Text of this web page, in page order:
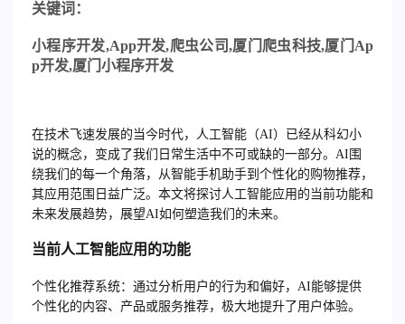
关键词：
小程序开发,App开发,爬虫公司,厦门爬虫科技,厦门 Ap
p开发,厦门小程序开发
在技术飞速发展的当今时代，人工智能（AI）已经从科幻小
说的概念，变成了我们日常生活中不可或缺的一部分。AI围
绕我们的每一个角落，从智能手机助手到个性化的购物推荐，
其应用范围日益广泛。本文将探讨人工智能应用的当前功能和
未来发展趋势，展望AI如何塑造我们的未来。
当前人工智能应用的功能
个性化推荐系统：通过分析用户的行为和偏好，AI能够提供
个性化的内容、产品或服务推荐，极大地提升了用户体验。